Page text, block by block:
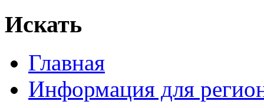
Искать
Главная
Информация для